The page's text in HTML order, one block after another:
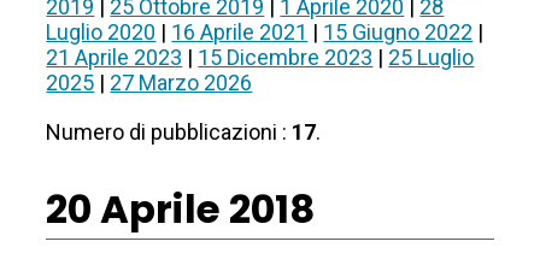
2019 | 25 Ottobre 2019 | 1 Aprile 2020 | 28
Luglio 2020 | 16 Aprile 2021 | 15 Giugno 2022 |
21 Aprile 2023 | 15 Dicembre 2023 | 25 Luglio
2025 | 27 Marzo 2026
Numero di pubblicazioni : 17.
20 Aprile 2018